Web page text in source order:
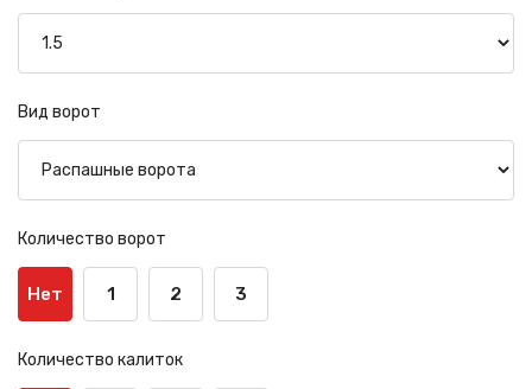
Вид ворот
Количество ворот
Нет 1 2 3
Количество калиток